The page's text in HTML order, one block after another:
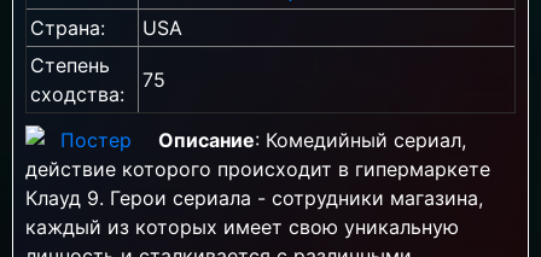
Страна:
USA
Степень
сходства:
75
Описание: Комедийный сериал,
действие которого происходит в гипермаркете
Клауд 9. Герои сериала - сотрудники магазина,
каждый из которых имеет свою уникальную